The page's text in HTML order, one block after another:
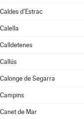
Caldes d'Estrac
Calella
Calldetenes
Callús
Calonge de Segarra
Campins
Canet de Mar